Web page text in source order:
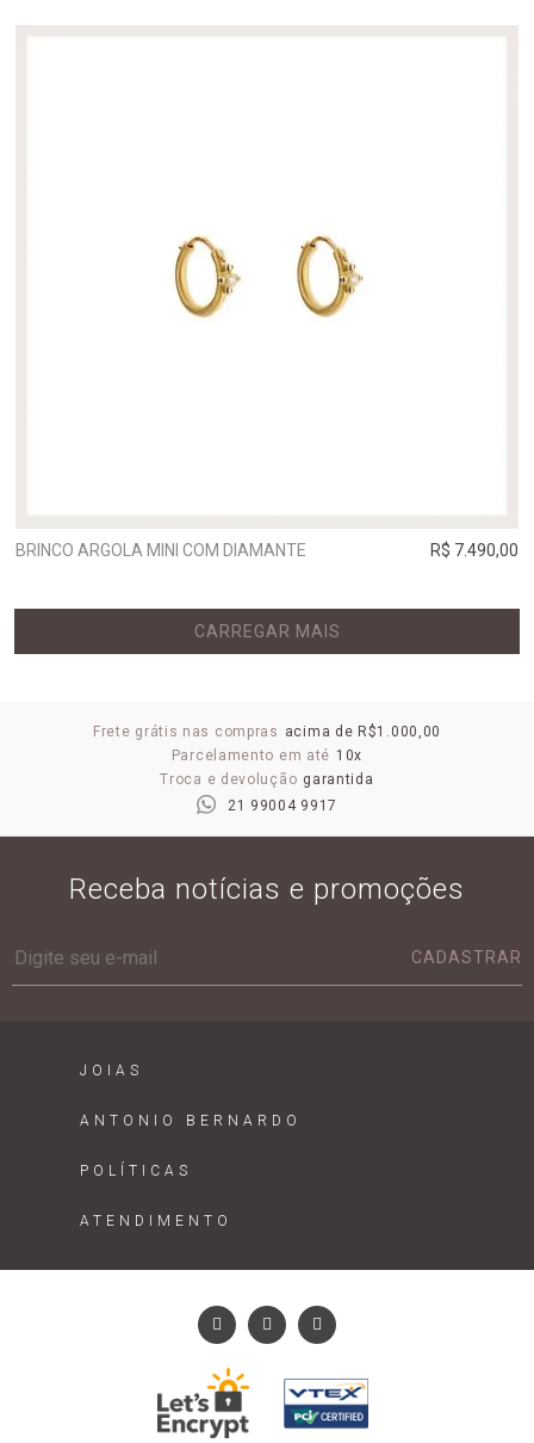
BRINCO ARGOLA MINI COM DIAMANTE R$ 7.490,00
CARREGAR MAIS
Frete grátis nas compras acima de R$1.000,00
Parcelamento em até 10x
Troca e devolução garantida
21 99004 9917
Receba notícias e promoções
CADASTRAR
JOIAS
ANTONIO BERNARDO
POLÍTICAS
ATENDIMENTO